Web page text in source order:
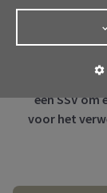
Let op! Beide
een SSV
voor het